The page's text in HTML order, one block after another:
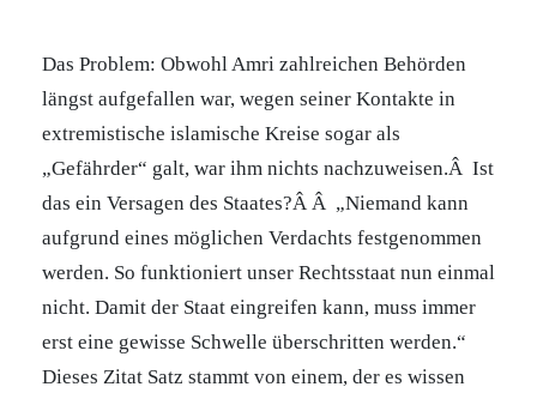
Das Problem: Obwohl Amri zahlreichen Behörden
längst aufgefallen war, wegen seiner Kontakte in
extremistische islamische Kreise sogar als
„Gefährder“ galt, war ihm nichts nachzuweisen.Â Ist
das ein Versagen des Staates?Â Â „Niemand kann
aufgrund eines möglichen Verdachts festgenommen
werden. So funktioniert unser Rechtsstaat nun einmal
nicht. Damit der Staat eingreifen kann, muss immer
erst eine gewisse Schwelle überschritten werden.“
Dieses Zitat Satz stammt von einem, der es wissen